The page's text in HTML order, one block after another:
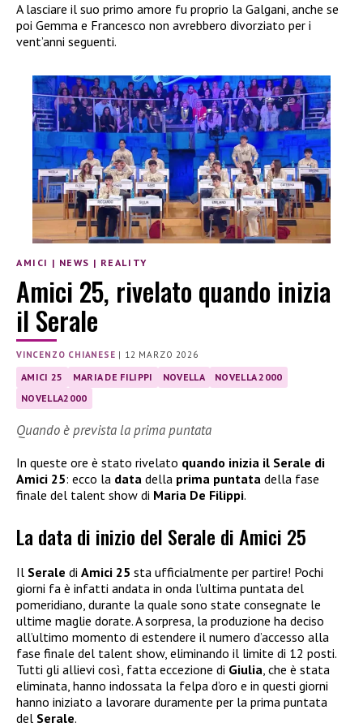
A lasciare il suo primo amore fu proprio la Galgani, anche se
poi Gemma e Francesco non avrebbero divorziato per i
vent’anni seguenti.
AMICI | NEWS | REALITY
Amici 25, rivelato quando inizia
il Serale
VINCENZO CHIANESE | 12 MARZO 2026
AMICI 25 MARIA DE FILIPPI NOVELLA
NOVELLA 2000
NOVELLA2000
Quando è prevista la prima puntata
In queste ore è stato rivelato quando inizia il Serale di
Amici 25: ecco la data della prima puntata della fase
finale del talent show di Maria De Filippi.
La data di inizio del Serale di Amici 25
Il Serale di Amici 25 sta ufficialmente per partire! Pochi
giorni fa è infatti andata in onda l’ultima puntata del
pomeridiano, durante la quale sono state consegnate le
ultime maglie dorate. A sorpresa, la produzione ha deciso
all’ultimo momento di estendere il numero d’accesso alla
fase finale del talent show, eliminando il limite di 12 posti.
Tutti gli allievi così, fatta eccezione di Giulia , che è stata
eliminata, hanno indossata la felpa d’oro e in questi giorni
hanno iniziato a lavorare duramente per la prima puntata
del Serale.